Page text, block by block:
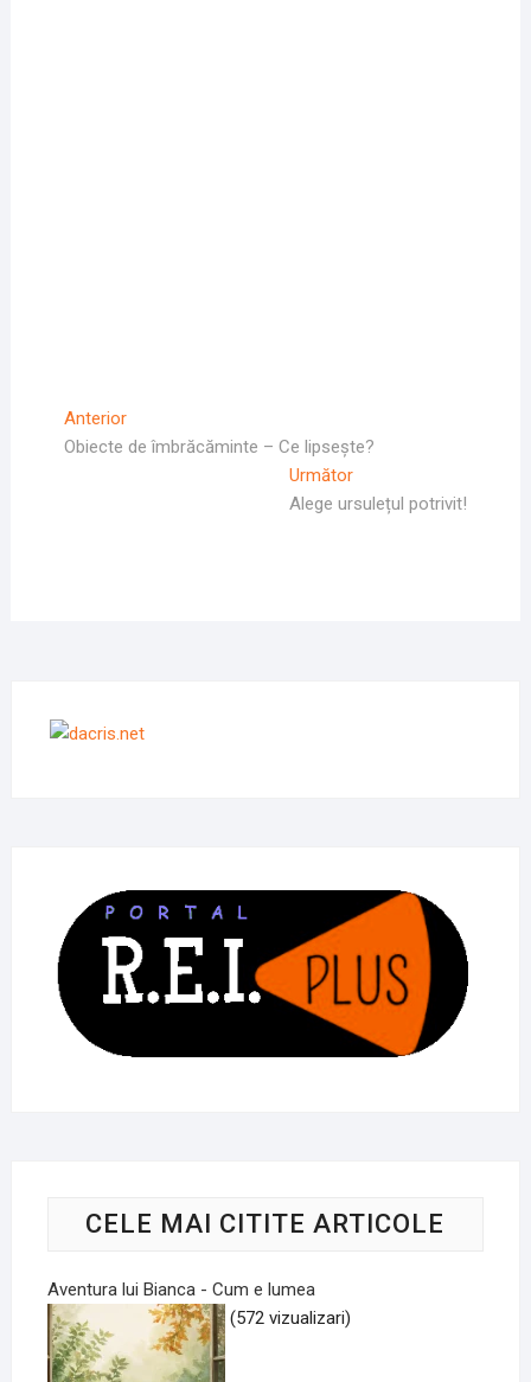
Navigare
în
AnteriorArticolul
Anterior
Obiecte de îmbrăcăminte – Ce lipsește?
UrmătorArticolul
Următor:
Alege ursulețul potrivit!
CELE MAI CITITE ARTICOLE
Aventura lui Bianca - Cum e lumea
(572 vizualizari)